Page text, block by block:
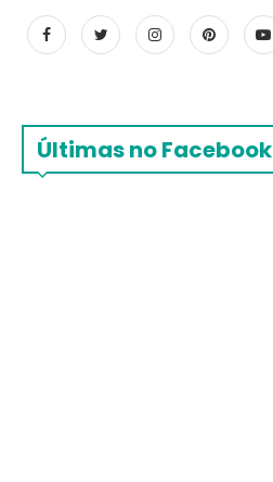
Últimas no Facebook